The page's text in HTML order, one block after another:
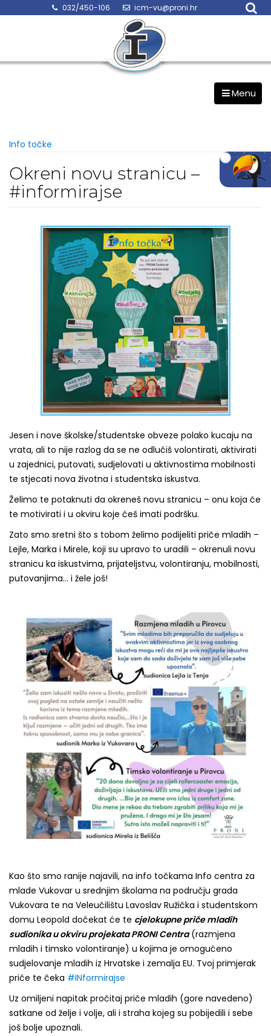
032/450-106 icm-vu@proni.hr
Menu
Info točke
Okreni novu stranicu –
#informirajse
Jesen i nove školske/studentske obveze polako kucaju na
vrata, ali to nije razlog da se ne odlučiš volontirati, aktivirati
u zajednici, putovati, sudjelovati u aktivnostima mobilnosti
te stjecati nova životna i studentska iskustva.
Želimo te potaknuti da okreneš novu stranicu – onu koja će
te motivirati i u okviru koje ćeš imati podršku.
Zato smo sretni što s tobom želimo podijeliti priče mladih –
Lejle, Marka i Mirele, koji su upravo to uradili – okrenuli novu
stranicu ka iskustvima, prijateljstvu, volontiranju, mobilnosti,
putovanjima… i žele još!
Kao što smo ranije najavili, na info točkama Info centra za
mlade Vukovar u srednjim školama na području grada
Vukovara te na Veleučilištu Lavoslav Ružička i studentskom
domu Leopold dočekat će te cjelokupne priče mladih
sudionika u okviru projekata PRONI Centra(razmjena
mladih i timsko volontiranje) u kojima je omogućeno
sudjelovanje mladih iz Hrvatske i zemalja EU. Tvoj primjerak
priče te čeka #INformirajse
Uz omiljeni napitak pročitaj priče mladih (gore navedeno)
satkane od želje i volje, ali i straha kojeg su pobijedili i sebe
još bolje upoznali.